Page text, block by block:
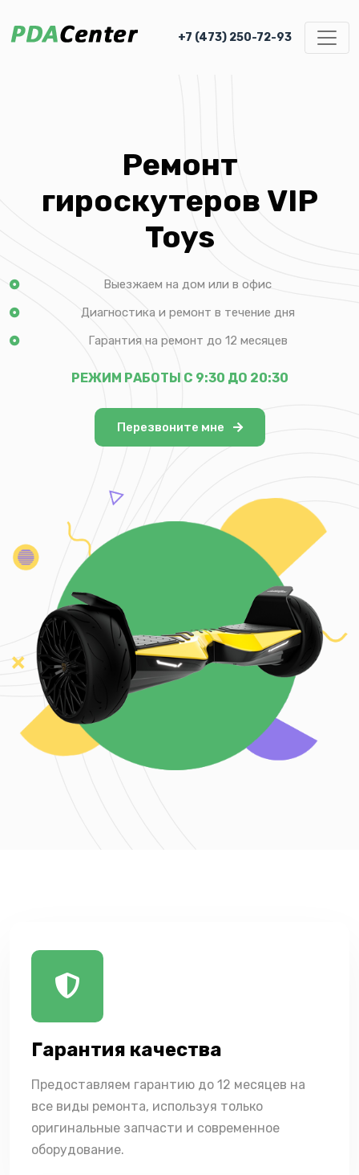
+7 (473) 250-72-93
Ремонт
гироскутеров VIP
Toys
Выезжаем на дом или в офис
Диагностика и ремонт в течение дня
Гарантия на ремонт до 12 месяцев
РЕЖИМ РАБОТЫ С 9:30 ДО 20:30
Перезвоните мне
Гарантия качества
Предоставляем гарантию до 12 месяцев на
все виды ремонта, используя только
оригинальные запчасти и современное
оборудование.